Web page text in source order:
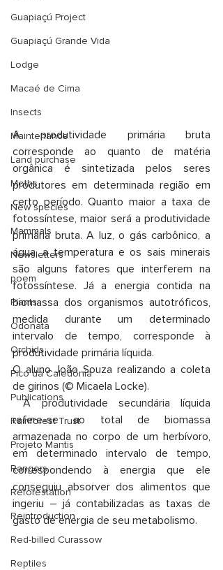
Guapiaçú Project
Guapiaçú Grande Vida
Lodge
Macaé de Cima
Insects
Maintenance
Land purchase
Moths
New species
Mammals
Newsletters
poem
Plants
Odonata
Orchids
Pico da Caledônia
Publications
Rainforest Trust
Projeto Mantis
Rangers
Reforestation
Reintroduction
Red-billed Curassow
Reptiles
A produtividade primária bruta
corresponde ao quanto de matéria
orgânica é sintetizada pelos seres
produtores em determinada região em
certo período. Quanto maior a taxa de
fotossíntese, maior será a produtividade
primária bruta. A luz, o gás carbônico, a
água, a temperatura e os sais minerais
são alguns fatores que interferem na
fotossíntese. Já a energia contida na
biomassa dos organismos autotróficos,
medida durante um determinado
intervalo de tempo, corresponde à
produtividade primária líquida.
O aluno João Souza realizando a coleta
de girinos (© Micaela Locke).
A produtividade secundária líquida
refere-se ao total de biomassa
armazenada no corpo de um herbívoro,
em determinado intervalo de tempo,
correspondendo à energia que ele
conseguiu absorver dos alimentos que
ingeriu – já contabilizadas as taxas de
gasto de energia de seu metabolismo.